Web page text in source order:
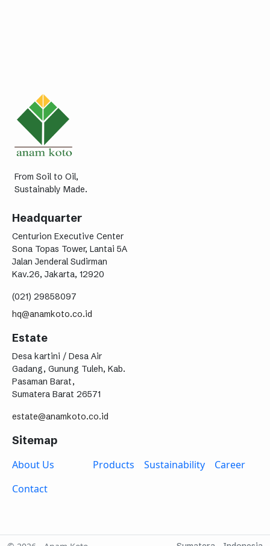
From Soil to Oil,
Sustainably Made.
Headquarter
Centurion Executive Center
Sona Topas Tower, Lantai 5A
Jalan Jenderal Sudirman
Kav.26, Jakarta, 12920
(021) 29858097
hq@anamkoto.co.id
Estate
Desa kartini / Desa Air
Gadang, Gunung Tuleh, Kab.
Pasaman Barat,
Sumatera Barat 26571
estate@anamkoto.co.id
Sitemap
About Us Products Sustainability
Career
Contact